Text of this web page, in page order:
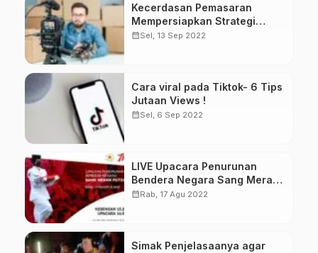
Kecerdasan Pemasaran
Mempersiapkan Strategi
Pemasaran Video Anda dalam
calendar_monthSel, 13 Sep 2022
Cara viral pada Tiktok- 6 Tips
Jutaan Views !
calendar_monthSel, 6 Sep 2022
LIVE Upacara Penurunan
Bendera Negara Sang Merah
Putih, 17 Agustus 2022
calendar_monthRab, 17 Agu 2022
Simak Penjelasaanya agar